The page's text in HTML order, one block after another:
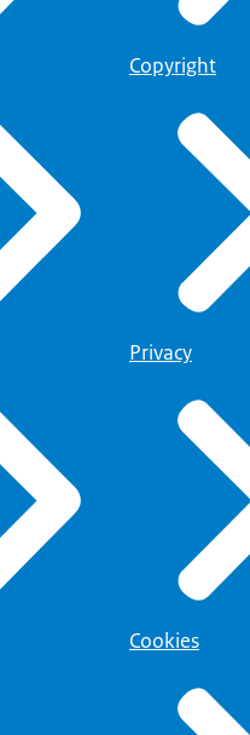
Copyright
Privacy
Cookies